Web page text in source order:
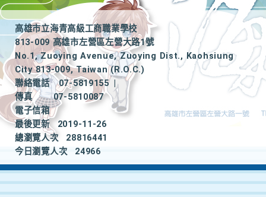
高雄市立海青高級工商職業學校
813-009 高雄市左營區左營大路1號
No.1, Zuoying Avenue, Zuoying Dist., Kaohsiung
City 813-009, Taiwan (R.O.C.)
聯絡電話
07-5819155
|
傳真
07-5810087
電子信箱
最後更新
2019-11-26
總瀏覽人次
28816441
今日瀏覽人次
24966